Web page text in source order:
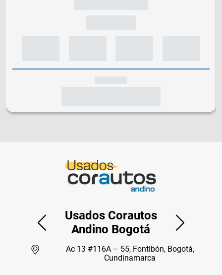
Usados Corautos
Andino Bogotá
Ac 13 #116A – 55, Fontibón, Bogotá,
Cundinamarca